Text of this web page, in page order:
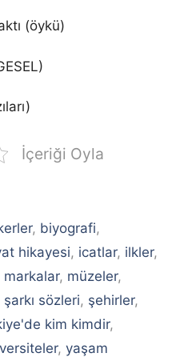
(öykü)
İçeriği Oyla
, biyografi,
hikayesi, icatlar, ilkler,
markalar, müzeler,
şarkı sözleri, şehirler,
kim kimdir,
, yaşam